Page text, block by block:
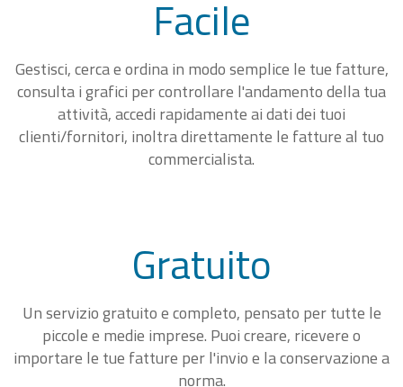
Facile
Gestisci, cerca e ordina in modo semplice le tue fatture,
consulta i grafici per controllare l'andamento della tua
attività, accedi rapidamente ai dati dei tuoi
clienti/fornitori, inoltra direttamente le fatture al tuo
commercialista.
Gratuito
Un servizio gratuito e completo, pensato per tutte le
piccole e medie imprese. Puoi creare, ricevere o
importare le tue fatture per l'invio e la conservazione a
norma.